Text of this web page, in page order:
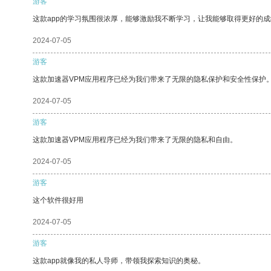
这款app的学习氛围很浓厚，能够激励我不断学习，让我能够取得更好的
2024-07-05
游客
这款加速器VPM应用程序已经为我们带来了无限的隐私保护和安全性保护
2024-07-05
游客
这款加速器VPM应用程序已经为我们带来了无限的隐私和自由。
2024-07-05
游客
这个软件很好用
2024-07-05
游客
这款app就像我的私人导师，带领我探索知识的奥秘。